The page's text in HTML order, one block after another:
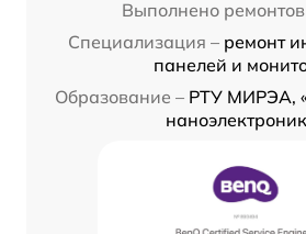
Выполнено ремонтов
Специализация – ремонт
панелей и
Образование – РТУ МИРЭА,